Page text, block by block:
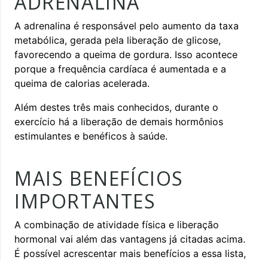
A adrenalina é responsável pelo aumento da taxa
metabólica, gerada pela liberação de glicose,
favorecendo a queima de gordura. Isso acontece
porque a frequência cardíaca é aumentada e a
queima de calorias acelerada.
Além destes três mais conhecidos, durante o
exercício há a liberação de demais hormônios
estimulantes e benéficos à saúde.
MAIS BENEFÍCIOS
IMPORTANTES
A combinação de atividade física e liberação
hormonal vai além das vantagens já citadas acima.
É possível acrescentar mais benefícios a essa lista,